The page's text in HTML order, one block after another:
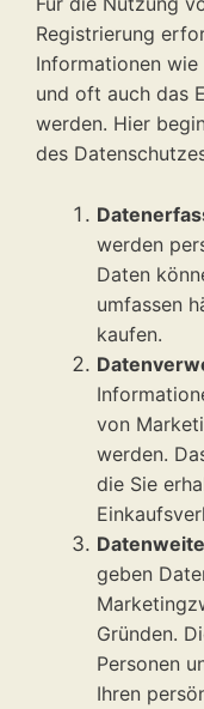
Registrierung
Informationen wie
und oft auch das
werden. Hier
des
werden
Daten
umfassen
kaufen.
von
werden.
die Sie
geben
Gründen.
Personen
Ihren